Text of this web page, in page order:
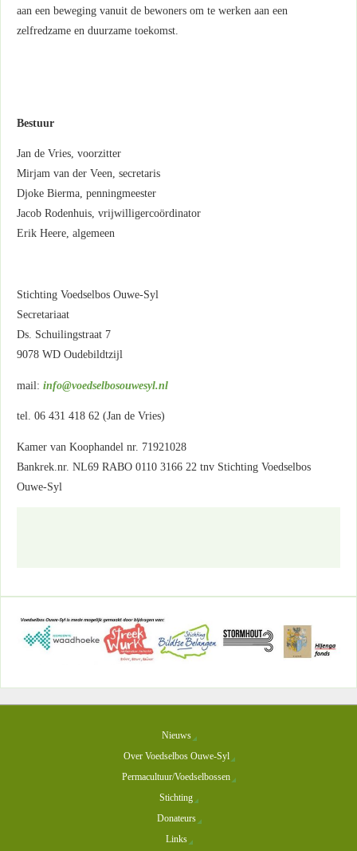
aan een beweging vanuit de bewoners om te werken aan een
zelfredzame en duurzame toekomst.
Bestuur
Jan de Vries, voorzitter
Mirjam van der Veen, secretaris
Djoke Bierma, penningmeester
Jacob Rodenhuis, vrijwilligercoördinator
Erik Heere, algemeen
Stichting Voedselbos Ouwe-Syl
Secretariaat
Ds. Schuilingstraat 7
9078 WD Oudebildtzijl
mail:info@voedselbosouwesyl.nl
tel. 06 431 418 62 (Jan de Vries)
Kamer van Koophandel nr. 71921028
Bankrek.nr. NL69 RABO 0110 3166 22 tnv Stichting Voedselbos
Ouwe-Syl
Nieuws
Over Voedselbos Ouwe-Syl
Permacultuur/Voedselbossen
Stichting
Donateurs
Links